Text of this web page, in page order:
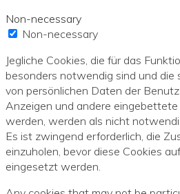
Non-necessary
Non-necessary
Jegliche Cookies, die für das
besonders notwendig sind und die
von persönlichen Daten der
Anzeigen und andere
werden, werden als nicht
Es ist zwingend erforderlich, die
einzuholen, bevor diese Cookies
eingesetzt werden.